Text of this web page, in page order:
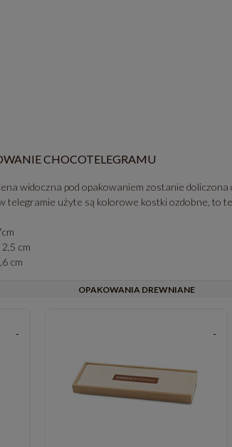
CHOCOTELEGRAMU
widoczna pod opakowaniem zostanie doliczona
telegramie użyte są kolorowe kostki ozdobne, to
cm
cm
OPAKOWANIA DREWNIANE